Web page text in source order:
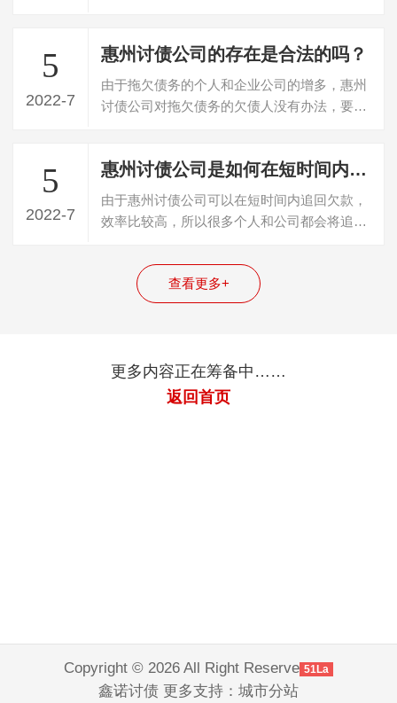
5
2022-7
惠州讨债公司的存在是合法的吗？
由于拖欠债务的个人和企业公司的增多，惠州
讨债公司对拖欠债务的欠债人没有办法，要不
5
2022-7
惠州讨债公司是如何在短时间内追回债务的？
由于惠州讨债公司可以在短时间内追回欠款，
效率比较高，所以很多个人和公司都会将追回
查看更多+
更多内容正在筹备中……
返回首页
Copyright © 2026 All Right Reserve 51La
鑫诺讨债 更多支持： 城市分站